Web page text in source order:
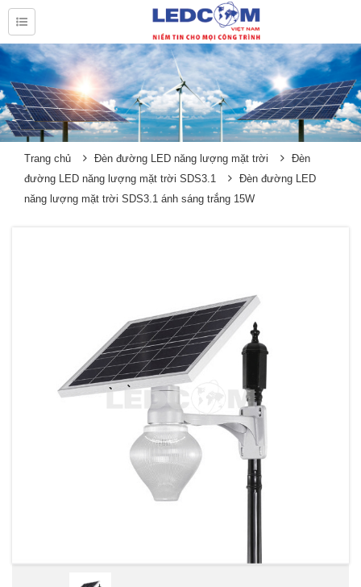
Trang chủ Đèn đường LED năng lượng mặt trời
Đèn
đường LED năng lượng mặt trời SDS3.1
Đèn đường LED
năng lượng mặt trời SDS3.1 ánh sáng trắng 15W